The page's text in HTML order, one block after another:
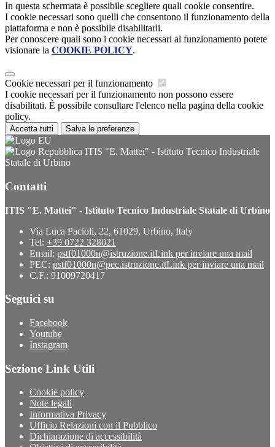
In questa schermata è possibile scegliere quali cookie consentire.
I cookie necessari sono quelli che consentono il funzionamento della
piattaforma e non è possibile disabilitarli.
Per conoscere quali sono i cookie necessari al funzionamento potete
visionare la COOKIE POLICY.
Cookie necessari per il funzionamento
I cookie necessari per il funzionamento non possono essere
disabilitati. È possibile consultare l'elenco nella pagina della cookie
policy.
Accetta tutti Salva le preferenze
ITIS "E. Mattei" - Istituto Tecnico Industriale
Statale di Urbino
Contatti
ITIS "E. Mattei" - Istituto Tecnico Industriale Statale di Urbino
Via Luca Pacioli, 22, 61029, Urbino, Italy
Tel: +39 0722 328021
Email: pstf01000n@istruzione.itLink per inviare una mail
PEC: pstf01000n@pec.istruzione.itLink per inviare una mail
C.F.: 91009720417
Seguici su
Facebook
Youtube
Instagram
Sezione Link Utili
Cookie policy
Note legali
Informativa Privacy
Ufficio Relazioni con il Pubblico
Dichiarazione di accessibilità